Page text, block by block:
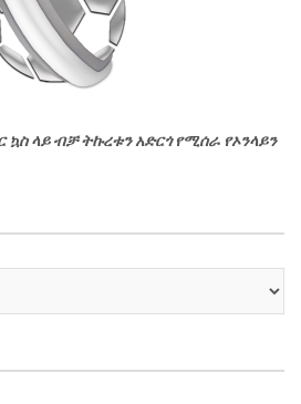
ላይ ብቻ ትኩረቱን አድርጎ የሚሰራ የኦንላይን